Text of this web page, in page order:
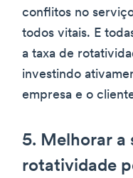
conflitos no
todos vitais. E
a taxa de
investindo
empresa e o
5. Melhorar a
rotatividade